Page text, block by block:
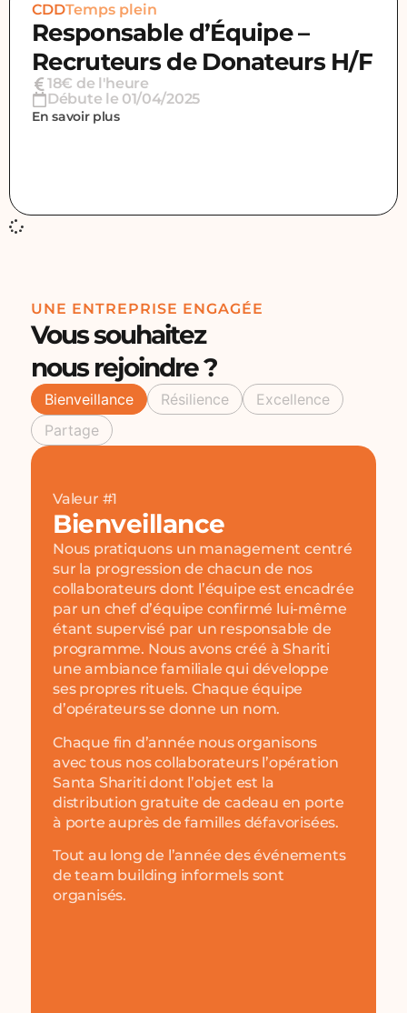
CDDTemps plein
Responsable d’Équipe –
Recruteurs de Donateurs H/F
18€ de l'heure
Débute le 01/04/2025
En savoir plus
UNE ENTREPRISE ENGAGÉE
Vous souhaitez
nous rejoindre ?
Bienveillance Résilience
Excellence
Partage
Valeur #1
Bienveillance
Nous pratiquons un management centré
sur la progression de chacun de nos
collaborateurs dont l’équipe est encadrée
par un chef d’équipe confirmé lui-même
étant supervisé par un responsable de
programme. Nous avons créé à Shariti
une ambiance familiale qui développe
ses propres rituels. Chaque équipe
d’opérateurs se donne un nom.
Chaque fin d’année nous organisons
avec tous nos collaborateurs l’opération
Santa Shariti dont l’objet est la
distribution gratuite de cadeau en porte
à porte auprès de familles défavorisées.
Tout au long de l’année des événements
de team building informels sont
organisés.